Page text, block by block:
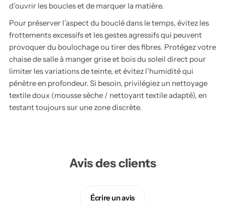
d’ouvrir les boucles et de marquer la matière.
Pour préserver l’aspect du bouclé dans le temps, évitez les
frottements excessifs et les gestes agressifs qui peuvent
provoquer du boulochage ou tirer des fibres. Protégez votre
chaise de salle à manger grise et bois du soleil direct pour
limiter les variations de teinte, et évitez l’humidité qui
pénètre en profondeur. Si besoin, privilégiez un nettoyage
textile doux (mousse sèche / nettoyant textile adapté), en
testant toujours sur une zone discrète.
Avis des clients
Écrire un avis